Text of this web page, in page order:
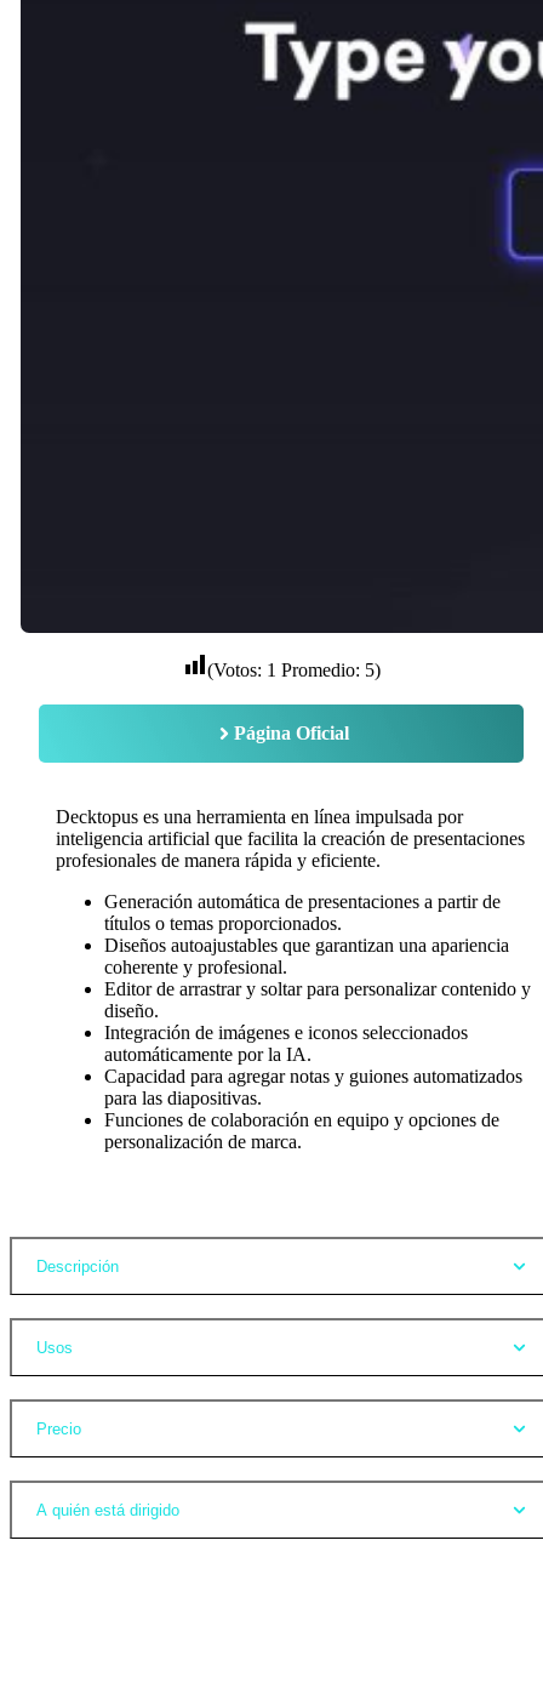
(Votos: 1 Promedio: 5)
Página Oficial
Decktopus es una herramienta en línea impulsada por
inteligencia artificial que facilita la creación de presentaciones
profesionales de manera rápida y eficiente.
Generación automática de presentaciones a partir de
títulos o temas proporcionados.
Diseños autoajustables que garantizan una apariencia
coherente y profesional.
Editor de arrastrar y soltar para personalizar contenido y
diseño.
Integración de imágenes e iconos seleccionados
automáticamente por la IA.
Capacidad para agregar notas y guiones automatizados
para las diapositivas.
Funciones de colaboración en equipo y opciones de
personalización de marca.
Descripción
Usos
Precio
A quién está dirigido